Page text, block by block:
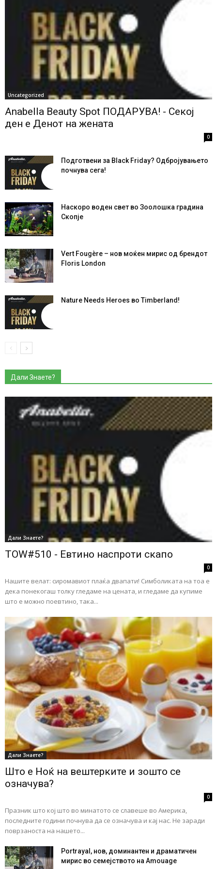
Uncategorized
Anabella Beauty Spot ПОДАРУВА! - Секој
ден е Денот на жената
0
Подготвени за Black Friday? Одбројувањето
почнува сега!
Наскоро воден свет во Зоолошка градина
Скопје
Vert Fougère – нов моќен мирис од брендот
Floris London
Nature Needs Heroes во Timberland!
Дали Знаете?
Дали Знаете?
TOW#510 - Евтино наспроти скапо
0
Нашите велат: сиромавиот плаќа двапати! Симболиката на тоа е
дека понекогаш толку гледаме на цената, и гледаме да купиме
што е можно поевтино, така...
Дали Знаете?
Што е Ноќ на вештерките и зошто се
означува?
0
Празник што кој што во минатото се славеше во Америка,
последните години почнува да се означува и кај нас. Не заради
поврзаноста на нашето...
Portrayal, нов, доминантен и драматичен
мирис во семејството на Amouage